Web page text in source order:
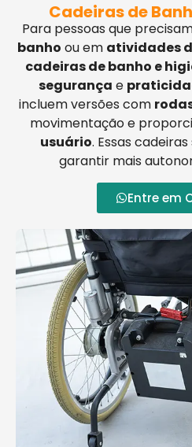
Cadeiras de
Para pessoas que
banho ou em atividades
cadeiras de banho e
segurança e
incluem versões com
movimentação e
usuário. Essas
garantir mais
Entre em